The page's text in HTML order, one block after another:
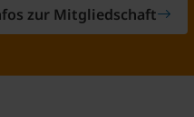
zur Mitgliedschaft